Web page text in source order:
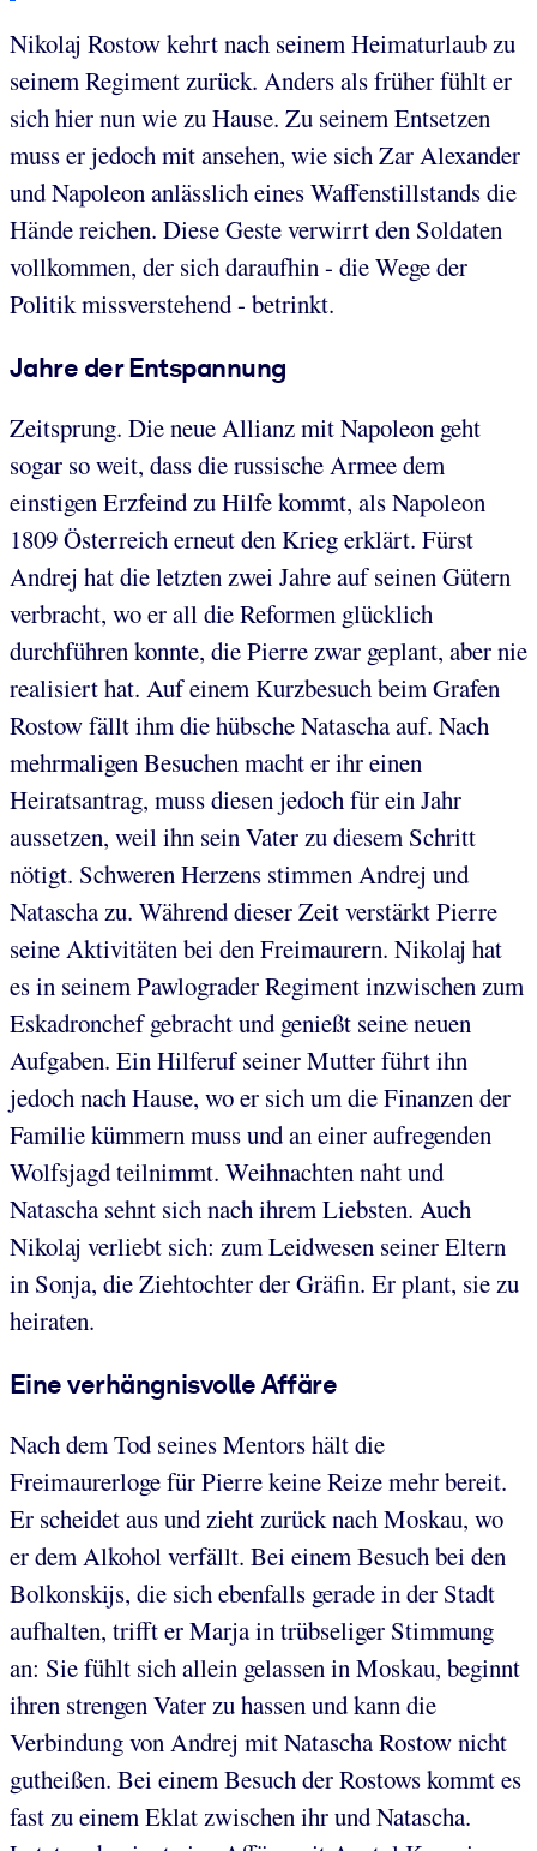
Nikolaj Rostow kehrt nach seinem Heimaturlaub zu
seinem Regiment zurück. Anders als früher fühlt er
sich hier nun wie zu Hause. Zu seinem Entsetzen
muss er jedoch mit ansehen, wie sich Zar Alexander
und Napoleon anlässlich eines Waffenstillstands die
Hände reichen. Diese Geste verwirrt den Soldaten
vollkommen, der sich daraufhin - die Wege der
Politik missverstehend - betrinkt.
Jahre der Entspannung
Zeitsprung. Die neue Allianz mit Napoleon geht
sogar so weit, dass die russische Armee dem
einstigen Erzfeind zu Hilfe kommt, als Napoleon
1809 Österreich erneut den Krieg erklärt. Fürst
Andrej hat die letzten zwei Jahre auf seinen Gütern
verbracht, wo er all die Reformen glücklich
durchführen konnte, die Pierre zwar geplant, aber nie
realisiert hat. Auf einem Kurzbesuch beim Grafen
Rostow fällt ihm die hübsche Natascha auf. Nach
mehrmaligen Besuchen macht er ihr einen
Heiratsantrag, muss diesen jedoch für ein Jahr
aussetzen, weil ihn sein Vater zu diesem Schritt
nötigt. Schweren Herzens stimmen Andrej und
Natascha zu. Während dieser Zeit verstärkt Pierre
seine Aktivitäten bei den Freimaurern. Nikolaj hat
es in seinem Pawlograder Regiment inzwischen zum
Eskadronchef gebracht und genießt seine neuen
Aufgaben. Ein Hilferuf seiner Mutter führt ihn
jedoch nach Hause, wo er sich um die Finanzen der
Familie kümmern muss und an einer aufregenden
Wolfsjagd teilnimmt. Weihnachten naht und
Natascha sehnt sich nach ihrem Liebsten. Auch
Nikolaj verliebt sich: zum Leidwesen seiner Eltern
in Sonja, die Ziehtochter der Gräfin. Er plant, sie zu
heiraten.
Eine verhängnisvolle Affäre
Nach dem Tod seines Mentors hält die
Freimaurerloge für Pierre keine Reize mehr bereit.
Er scheidet aus und zieht zurück nach Moskau, wo
er dem Alkohol verfällt. Bei einem Besuch bei den
Bolkonskijs, die sich ebenfalls gerade in der Stadt
aufhalten, trifft er Marja in trübseliger Stimmung
an: Sie fühlt sich allein gelassen in Moskau, beginnt
ihren strengen Vater zu hassen und kann die
Verbindung von Andrej mit Natascha Rostow nicht
gutheißen. Bei einem Besuch der Rostows kommt es
fast zu einem Eklat zwischen ihr und Natascha.